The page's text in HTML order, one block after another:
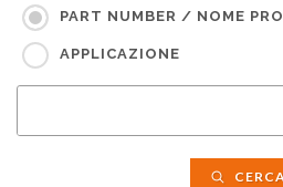
PART NUMBER / NOME
APPLICAZIONE